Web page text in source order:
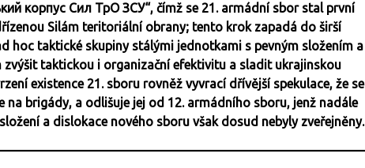
корпус Сил ТрО ЗСУ“, čímž se 21. armádní sbor stal první
Silám teritoriální obrany; tento krok zapadá do širší
hoc taktické skupiny stálými jednotkami s pevným složením a
zvýšit taktickou i organizační efektivitu a sladit ukrajinskou
existence 21. sboru rovněž vyvrací dřívější spekulace, že se
brigády, a odlišuje jej od 12. armádního sboru, jenž nadále
a dislokace nového sboru však dosud nebyly zveřejněny.